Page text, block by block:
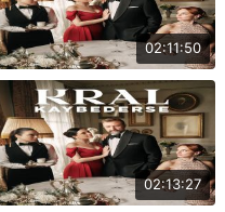
02:11:50
02:13:27